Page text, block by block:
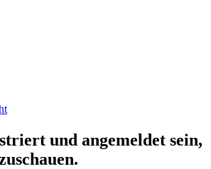
und angemeldet sein,